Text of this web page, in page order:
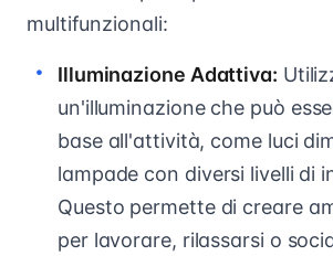
multifunzionali:
Illuminazione Adattiva:
un'illuminazione che può
base all'attività, come luci
lampade con diversi livelli di
Questo permette di creare
per lavorare, rilassarsi o